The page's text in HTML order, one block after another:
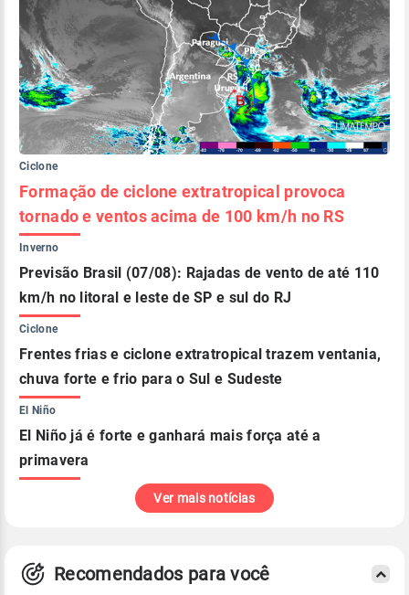
Ciclone
Formação de ciclone extratropical provoca
tornado e ventos acima de 100 km/h no RS
Inverno
Previsão Brasil (07/08): Rajadas de vento de até 110
km/h no litoral e leste de SP e sul do RJ
Ciclone
Frentes frias e ciclone extratropical trazem ventania,
chuva forte e frio para o Sul e Sudeste
El Niño
El Niño já é forte e ganhará mais força até a
primavera
Ver mais notícias
Recomendados para você